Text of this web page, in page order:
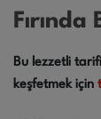
Bu lezzetli
keşfetmek için